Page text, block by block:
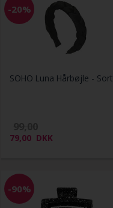
-20%
SOHO Luna Hårbøjle - Sort
79,00 DKK
-90%